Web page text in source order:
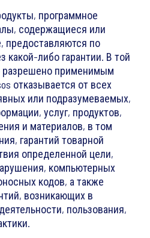
программное
содержащиеся или
предоставляются по
какой-либо гарантии. В той
разрешено применимым
отказывается от всех
или подразумеваемых,
услуг, продуктов,
и материалов, в том
гарантий товарной
определенной цели,
компьютерных
кодов, а также
возникающих в
пользования,